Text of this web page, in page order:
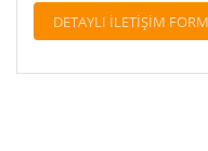
DETAYLI İLETİŞİM